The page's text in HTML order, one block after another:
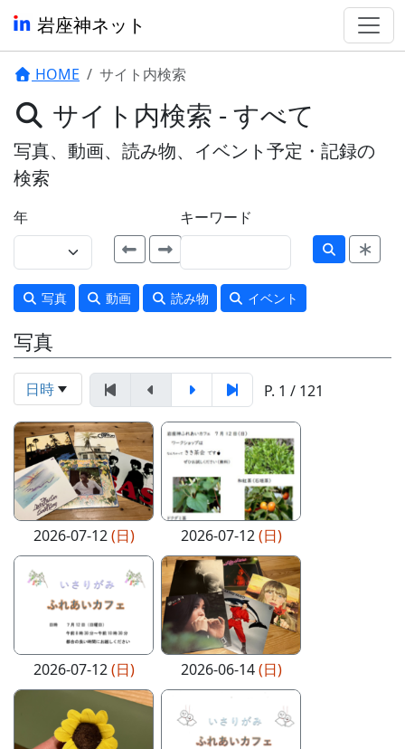
岩座神ネット
HOME サイト内検索
サイト内検索 - すべて
写真、動画、読み物、イベント予定・記録の
検索
年 キーワード
写真 動画 読み物 イベント
写真
日時 P. 1 / 121
2026-07-12(日) 2026-07-12(日)
2026-07-12(日) 2026-06-14(日)